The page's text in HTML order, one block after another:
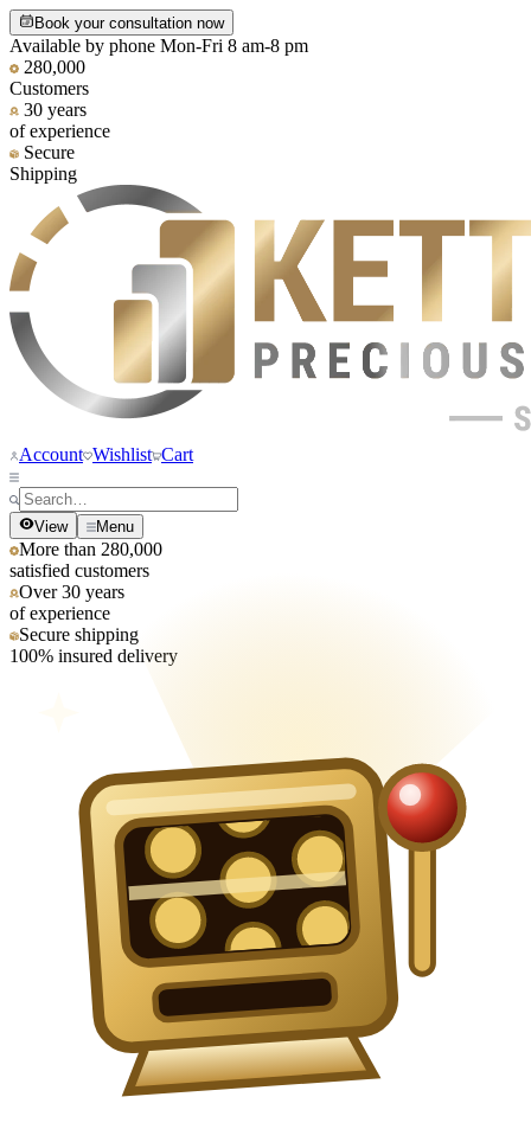
Book your consultation now
Available by phone Mon-Fri 8 am-8 pm
280,000
Customers
30 years
of experience
Secure
Shipping
Account Wishlist Cart
View Menu
More than 280,000
satisfied customers
Over 30 years
of experience
Secure shipping
100% insured delivery